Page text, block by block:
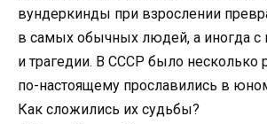
вундеркинды при взрослении
в самых обычных людей, а иногда с
и трагедии. В СССР было несколько
по-настоящему прославились в
Как сложились их судьбы?